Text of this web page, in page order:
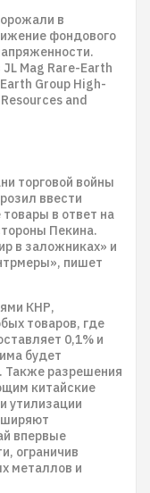
в
фондового
Mag Rare-Earth
Group High-
and
торговой войны
ввести
в ответ на
Пекина.
в заложниках» и
пишет
КНР,
товаров, где
0,1% и
будет
Также разрешения
китайские
утилизации
впервые
ограничив
металлов и